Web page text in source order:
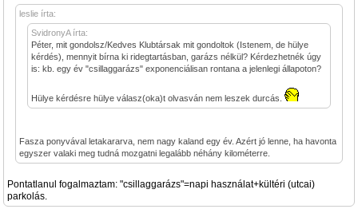
leslie írta:
SvidronyA írta:
Péter, mit gondolsz/Kedves Klubtársak mit gondoltok (Istenem, de hülye
kérdés), mennyit bírna ki ridegtartásban, garázs nélkül? Kérdezhetnék úgy
is: kb. egy év "csillaggarázs" exponenciálisan rontana a jelenlegi állapoton?
Hülye kérdésre hülye válasz(oka)t olvasván nem leszek durcás.
Fasza ponyvával letakararva, nem nagy kaland egy év. Azért jó lenne, ha havonta
egyszer valaki meg tudná mozgatni legalább néhány kilométerre.
Pontatlanul fogalmaztam: "csillaggarázs"=napi használat+kültéri (utcai)
parkolás.